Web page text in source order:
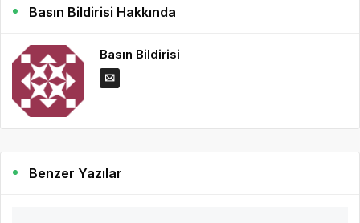
Basın Bildirisi Hakkında
Basın Bildirisi
Benzer Yazılar